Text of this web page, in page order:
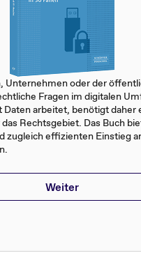
Unternehmen oder der
Fragen im digitalen
Daten arbeitet, benötigt daher
Rechtsgebiet. Das Buch
zugleich effizienten Einstieg
Weiter